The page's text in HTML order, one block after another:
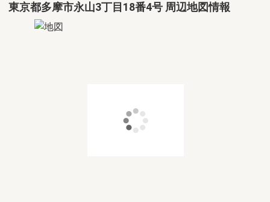
東京都多摩市永山3丁目18番4号 周辺地図情報